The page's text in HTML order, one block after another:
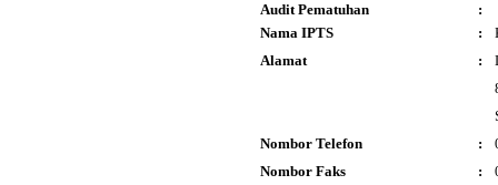
Audit Pematuhan
:
Nama IPTS
:
Alamat
:
Nombor Telefon
:
Nombor Faks
: